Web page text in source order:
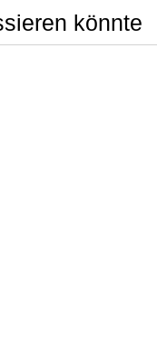
könnte